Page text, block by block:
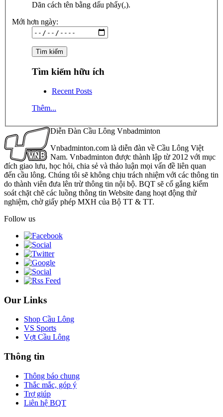
Dãn cách tên bằng dấu phẩy(,).
Mới hơn ngày:
Tìm kiếm hữu ích
Recent Posts
Thêm...
Diễn Đàn Cầu Lông Vnbadminton
Vnbadminton.com là diễn đàn về Cầu Lông Việt
Nam. Vnbadminton được thành lập từ 2012 với mục
đích giao lưu, học hỏi, chia sẻ và thảo luận mọi vấn đề liên quan
đến cầu lông. Chúng tôi sẽ không chịu trách nhiệm với các thông tin
do thành viên đưa lên trừ thông tin nội bộ. BQT sẽ cố gắng kiểm
soát chặt chẽ các luồng thông tin Website đang hoạt động thử
nghiệm, chờ giấy phép MXH của Bộ TT & TT.
Follow us
Our Links
Shop Cầu Lông
VS Sports
Vợt Cầu Lông
Thông tin
Thông báo chung
Thắc mắc, góp ý
Trợ giúp
Liên hệ BQT